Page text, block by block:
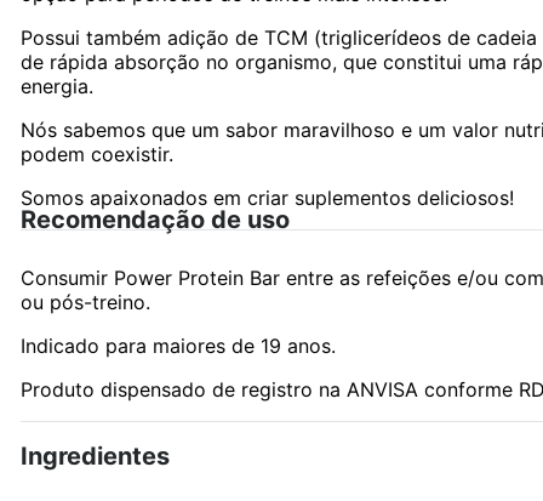
Possui também adição de TCM (triglicerídeos de
de rápida absorção no organismo, que constitui uma
energia.
Nós sabemos que um sabor maravilhoso e um valor
podem coexistir.
Somos apaixonados em criar suplementos deliciosos!
Recomendação de uso
Consumir Power Protein Bar entre as refeições e/ou
ou pós-treino.
Indicado para maiores de 19 anos.
Produto dispensado de registro na ANVISA conforme
Ingredientes